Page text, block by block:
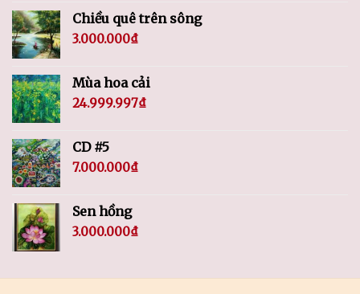
Chiều quê trên sông
3.000.000₫
Mùa hoa cải
24.999.997₫
CD #5
7.000.000₫
Sen hồng
3.000.000₫